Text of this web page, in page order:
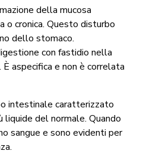
della mucosa
o cronica. Questo disturbo
dello stomaco.
con fastidio nella
aspecifica e non è correlata
intestinale caratterizzato
liquide del normale. Quando
sangue e sono evidenti per